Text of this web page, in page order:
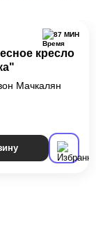
87 МИН
кресло
Мачкалян